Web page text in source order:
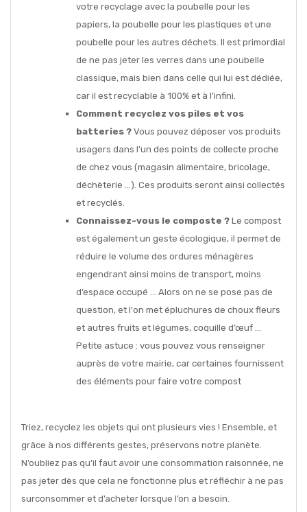
votre recyclage avec la poubelle pour les
papiers, la poubelle pour les plastiques et une
poubelle pour les autres déchets. Il est primordial
de ne pas jeter les verres dans une poubelle
classique, mais bien dans celle qui lui est dédiée,
car il est recyclable à 100% et à l’infini.
Comment recyclez vos piles et vos
batteries ? Vous pouvez déposer vos produits
usagers dans l’un des points de collecte proche
de chez vous (magasin alimentaire, bricolage,
déchèterie …). Ces produits seront ainsi collectés
et recyclés.
Connaissez-vous le composte ? Le compost
est également un geste écologique, il permet de
réduire le volume des ordures ménagères
engendrant ainsi moins de transport, moins
d’espace occupé … Alors on ne se pose pas de
question, et l'on met épluchures de choux fleurs
et autres fruits et légumes, coquille d’œuf …
Petite astuce : vous pouvez vous renseigner
auprès de votre mairie, car certaines fournissent
des éléments pour faire votre compost
Triez, recyclez les objets qui ont plusieurs vies ! Ensemble, et
grâce à nos différents gestes, préservons notre planète.
N’oubliez pas qu’il faut avoir une consommation raisonnée, ne
pas jeter dès que cela ne fonctionne plus et réfléchir à ne pas
surconsommer et d’acheter lorsque l’on a besoin.